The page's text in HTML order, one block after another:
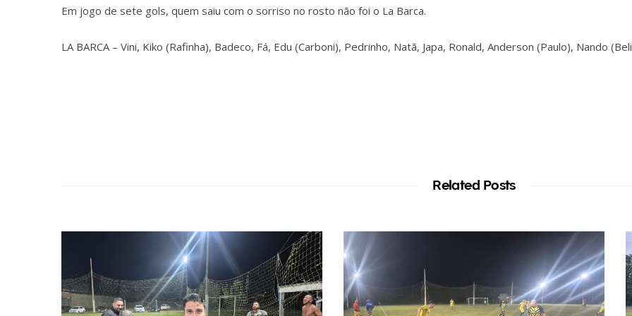
Em jogo de sete gols, quem saiu com o sorriso no rosto não foi o La Barca.
LA BARCA – Vini, Kiko (Rafinha), Badeco, Fá, Edu (Carboni), Pedrinho, Natã, Japa, Ronald, Anderson (Paulo), Nando
Related Posts